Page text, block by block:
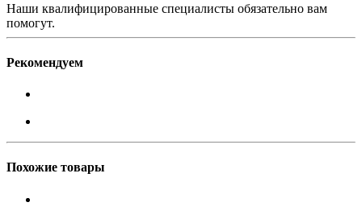
Наши квалифицированные специалисты обязательно вам
помогут.
Рекомендуем
Похожие товары